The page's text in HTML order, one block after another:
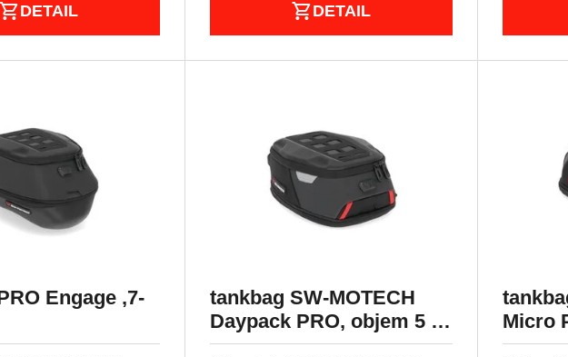
DETAIL DETAIL
Engage ,7-
tankbag SW-MOTECH
Daypack PRO, objem 5 -
8 litrů
Micro
litrů